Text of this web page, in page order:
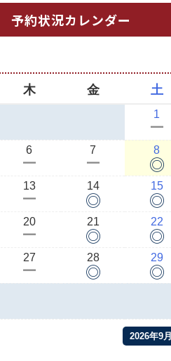
予約状況カレンダー
木 金 土
1
ー
6
ー
7
ー
8
◎
13
ー
14
◎
15
◎
20
ー
21
◎
22
◎
27
ー
28
◎
29
◎
2026年9月